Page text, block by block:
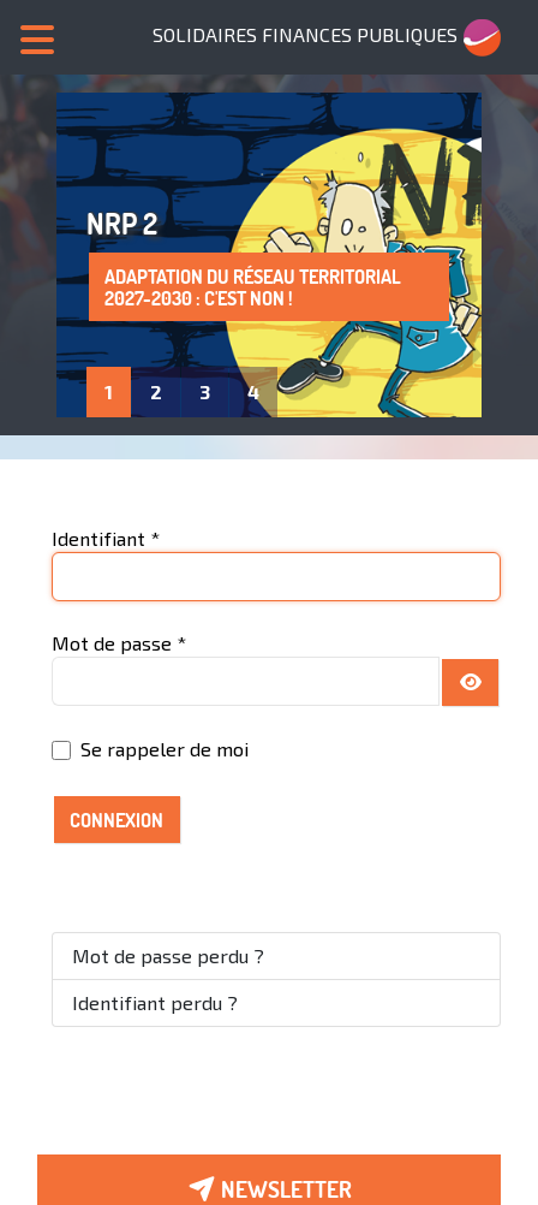
SOLIDAIRES FINANCES PUBLIQUES
NRP 2
ADAPTATION DU RÉSEAU TERRITORIAL
2027-2030 : C'EST NON !
SANS NOUS, PLUS DE SERVICES PUBLICS !
LA PROTECTION DE LA SANTÉ AU TRAVAIL
: UN DROIT À FAIRE VIVRE !
ADHÈRE À SOLIDAIRES FINANCES
PUBLIQUES
1 2 3 4
Identifiant *
Mot de passe *
Se rappeler de moi
CONNEXION
Mot de passe perdu ?
Identifiant perdu ?
NEWSLETTER